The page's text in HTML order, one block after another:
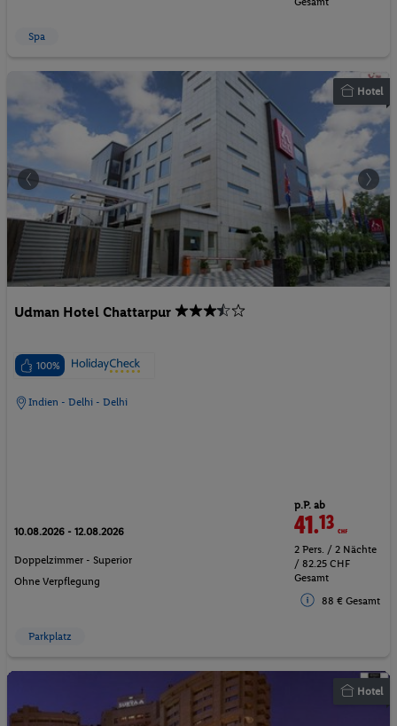
Spa
Hotel
Udman Hotel Chattarpur
100%
Indien - Delhi - Delhi
10.08.2026 - 12.08.2026
Doppelzimmer - Superior
Ohne Verpflegung
p.P. ab
41.13CHF
2 Pers. / 2 Nächte
/ 82.25 CHF
Gesamt
88 € Gesamt
Parkplatz
Hotel